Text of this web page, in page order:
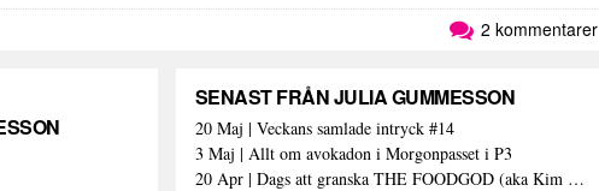
2 kommentarer
SENAST FRÅN JULIA GUMMESSON
20 Maj | Veckans samlade intryck #14
3 Maj | Allt om avokadon i Morgonpasset i P3
20 Apr | Dags att granska THE FOODGOD (aka Kim Kardashians matinstagrammande bästis)